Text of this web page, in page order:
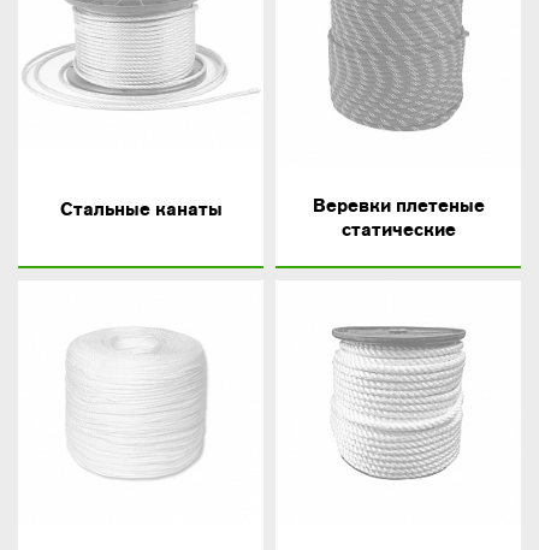
Стальные канаты
Веревки плетеные
статические